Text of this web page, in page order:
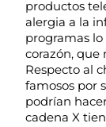
productos
alergia a la
programas
corazón, que
Respecto al
famosos por
podrían
cadena X